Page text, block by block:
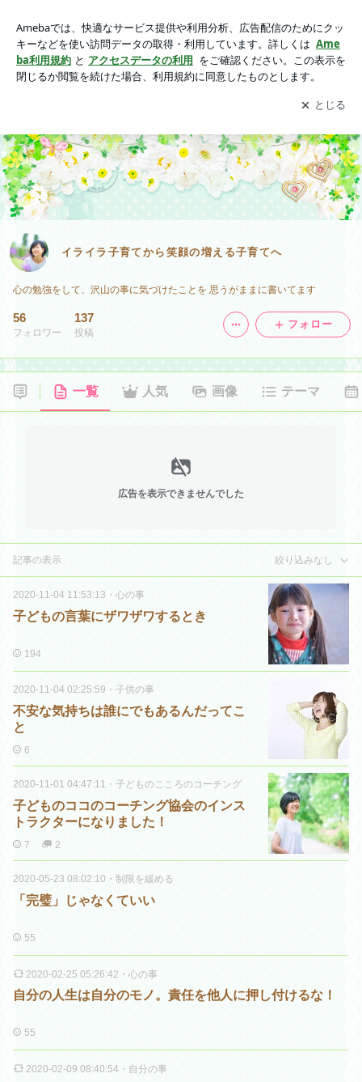
アプリをダウンロードして ブログの更新通知
を受け取りまし
ょう。
開く
イライラ子育てから笑顔の増える子育てへ
心の勉強をして、沢山の事に気づけたことを 思うがままに書いてます
56
フォロワー
137
投稿
フォロー
一覧 人気 画像 テーマ
広告を表示できませんでした
記事の表示 絞り込みなし
2020-11-04 11:53:13 ・ 心の事
子どもの言葉にザワザワするとき
194
2020-11-04 02:25:59 ・ 子供の事
不安な気持ちは誰にでもあるんだってこ
と
6
2020-11-01 04:47:11 ・ 子どものこころのコーチング
子どものココのコーチング協会のインス
トラクターになりました！
7 2
2020-05-23 08:02:10 ・ 制限を緩める
「完璧」じゃなくていい
55
2020-02-25 05:26:42 ・ 心の事
自分の人生は自分のモノ。責任を他人に押し付けるな！
55
2020-02-09 08:40:54 ・ 自分の事